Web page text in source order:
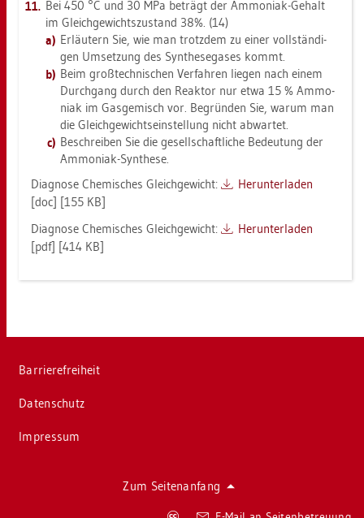
Bei 450 °C und 30 MPa be­trägt der Am­mo­ni­ak-Ge­halt
im Gleich­ge­wichts­zu­stand 38%. (14)
Er­läu­tern Sie, wie man trotz­dem zu einer voll­stän­di­
gen Um­set­zung des Syn­the­se­ga­ses kommt.
Beim groß­tech­ni­schen Ver­fah­ren lie­gen nach einem
Durch­gang durch den Re­ak­tor nur etwa 15 % Am­mo­
ni­ak im Gas­ge­misch vor. Be­grün­den Sie, warum man
die Gleich­ge­wichts­ein­stel­lung nicht ab­war­tet.
Be­schrei­ben Sie die ge­sell­schaft­li­che Be­deu­tung der
Am­mo­ni­ak-Syn­the­se.
Dia­gno­se Che­mi­sches Gleich­ge­wicht:
Her­un­ter­la­den
[doc] [155 KB]
Dia­gno­se Che­mi­sches Gleich­ge­wicht:
Her­un­ter­la­den
[pdf] [414 KB]
Bar­rie­re­frei­heit
Da­ten­schutz
Im­pres­sum
Zum Sei­ten­an­fang